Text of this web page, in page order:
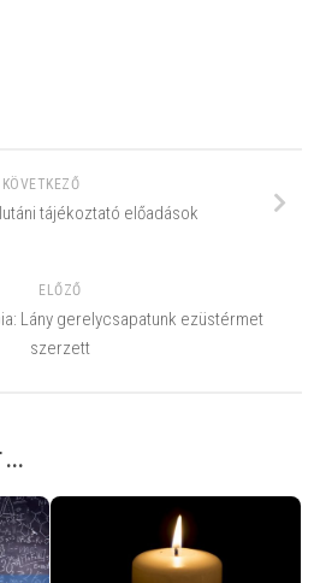
KÖVETKEZŐ
tájékoztató előadások
ELŐZŐ
Lány gerelycsapatunk ezüstérmet
szerzett
...